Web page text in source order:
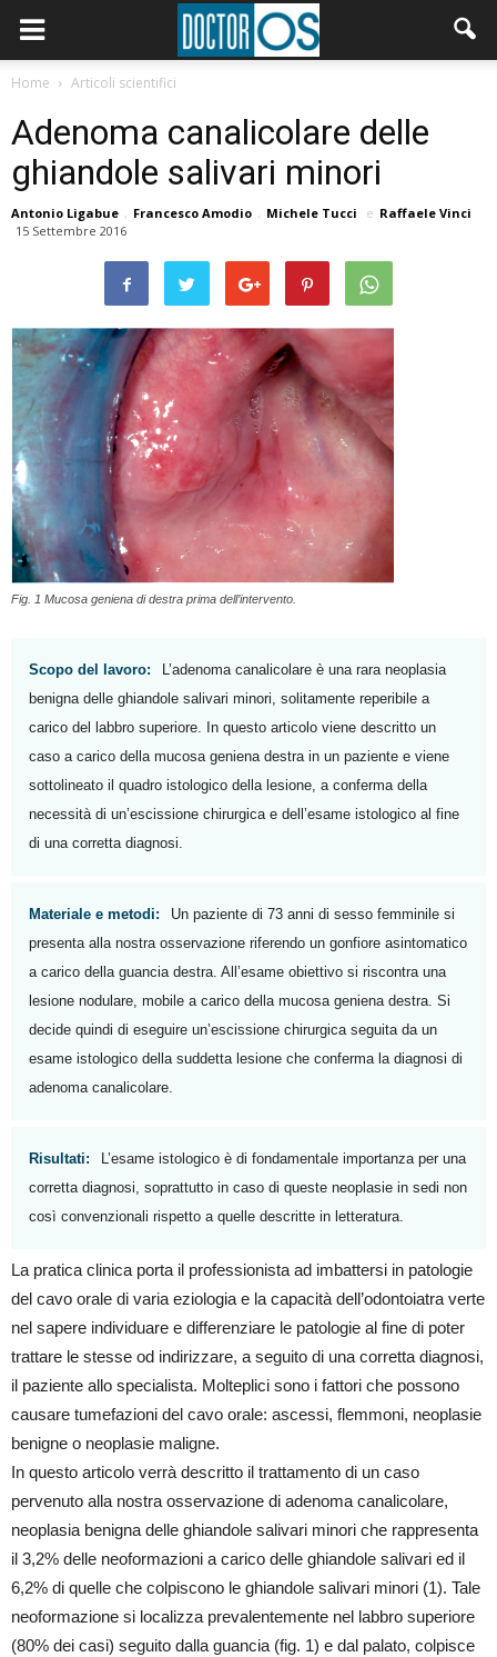
Home Articoli scientifici
Adenoma canalicolare delle
ghiandole salivari minori
Antonio Ligabue , Francesco Amodio , Michele Tucci e Raffaele Vinci
15 Settembre 2016
Fig. 1 Mucosa geniena di destra prima dell’intervento.
Scopo del lavoro:
L’adenoma canalicolare è una rara neoplasia
benigna delle ghiandole salivari minori, solitamente reperibile a
carico del labbro superiore. In questo articolo viene descritto un
caso a carico della mucosa geniena destra in un paziente e viene
sottolineato il quadro istologico della lesione, a conferma della
necessità di un’escissione chirurgica e dell’esame istologico al fine
di una corretta diagnosi.
Materiale e metodi:
Un paziente di 73 anni di sesso femminile si
presenta alla nostra osservazione riferendo un gonfiore asintomatico
a carico della guancia destra. All’esame obiettivo si riscontra una
lesione nodulare, mobile a carico della mucosa geniena destra. Si
decide quindi di eseguire un’escissione chirurgica seguita da un
esame istologico della suddetta lesione che conferma la diagnosi di
adenoma canalicolare.
Risultati:
L’esame istologico è di fondamentale importanza per una
corretta diagnosi, soprattutto in caso di queste neoplasie in sedi non
così convenzionali rispetto a quelle descritte in letteratura.
La pratica clinica porta il professionista ad imbattersi in patologie
del cavo orale di varia eziologia e la capacità dell’odontoiatra verte
nel sapere individuare e differenziare le patologie al fine di poter
trattare le stesse od indirizzare, a seguito di una corretta diagnosi,
il paziente allo specialista. Molteplici sono i fattori che possono
causare tumefazioni del cavo orale: ascessi, flemmoni, neoplasie
benigne o neoplasie maligne.
In questo articolo verrà descritto il trattamento di un caso
pervenuto alla nostra osservazione di adenoma canalicolare,
neoplasia benigna delle ghiandole salivari minori che rappresenta
il 3,2% delle neoformazioni a carico delle ghiandole salivari ed il
6,2% di quelle che colpiscono le ghiandole salivari minori (1). Tale
neoformazione si localizza prevalentemente nel labbro superiore
(80% dei casi) seguito dalla guancia (fig. 1) e dal palato, colpisce